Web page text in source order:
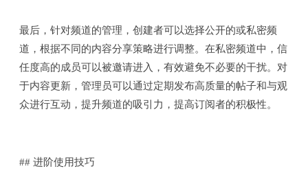
最后，针对频道的管理，创建者可以选择公开的或私密频
道，根据不同的内容分享策略进行调整。在私密频道中，信
任度高的成员可以被邀请进入，有效避免不必要的干扰。对
于内容更新，管理员可以通过定期发布高质量的帖子和与观
众进行互动，提升频道的吸引力，提高订阅者的积极性。
## 进阶使用技巧